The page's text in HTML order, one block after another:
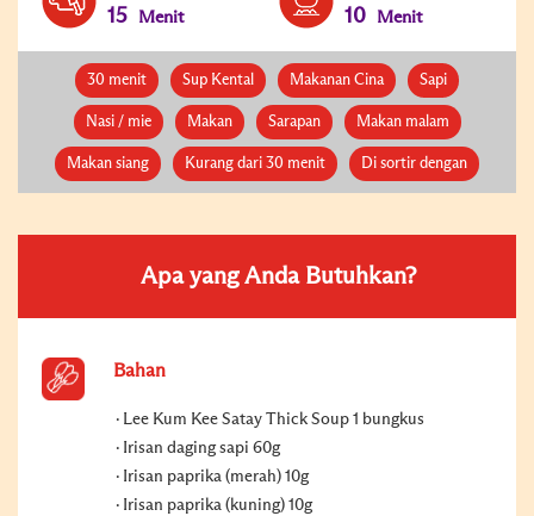
15 Menit 10 Menit
30 menit Sup Kental Makanan Cina Sapi
Nasi / mie Makan Sarapan Makan malam
Makan siang Kurang dari 30 menit Di sortir dengan
Apa yang Anda Butuhkan?
Bahan
Lee Kum Kee Satay Thick Soup 1 bungkus
Irisan daging sapi 60g
Irisan paprika (merah) 10g
Irisan paprika (kuning) 10g